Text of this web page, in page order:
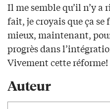
Il me semble qu’il n’y
fait, je croyais que ça
mieux, maintenant,
progrès dans
Vivement cette réforme!
Auteur